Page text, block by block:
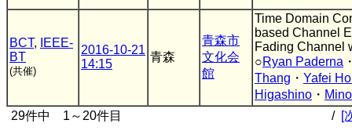
BCT,
IEEE-
BT
(共催)
2016-10-21
14:15
青森
青森市
文化会
館
Time Domain
based Channel
Fading Channel
○Ryan Paderna
Thang ・ Yafei
Higashino ・
29件中 1～20件目
/ [